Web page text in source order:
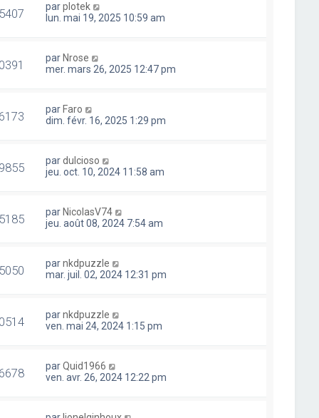
parplotek
lun. mai 19, 2025 10:59 am
par Nrose
mer. mars 26, 2025 12:47 pm
par Faro
dim. févr. 16, 2025 1:29 pm
pardulcioso
jeu. oct. 10, 2024 11:58 am
par NicolasV74
jeu. août 08, 2024 7:54 am
parnkdpuzzle
mar. juil. 02, 2024 12:31 pm
parnkdpuzzle
ven. mai 24, 2024 1:15 pm
parQuid1966
ven. avr. 26, 2024 12:22 pm